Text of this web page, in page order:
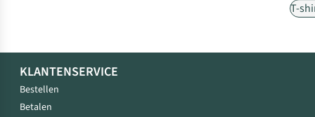
T-
KLANTENSERVICE
Bestellen
Betalen